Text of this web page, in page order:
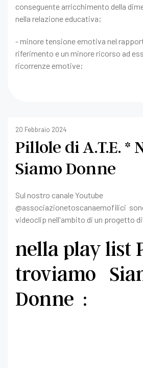
conseguente arricchimento della
nella relazione educativa;
- minore tensione emotiva nel
riferimento e un minore ricorso ad
ricorrenze emotive;
20 Febbraio 2024
Pillole di A.T.E. *
Siamo Donne
Sul nostro canale Youtube
@associazionetoscanaemofilici
videoclip nell'ambito di un progetto
nella play list
troviamo
Donne :